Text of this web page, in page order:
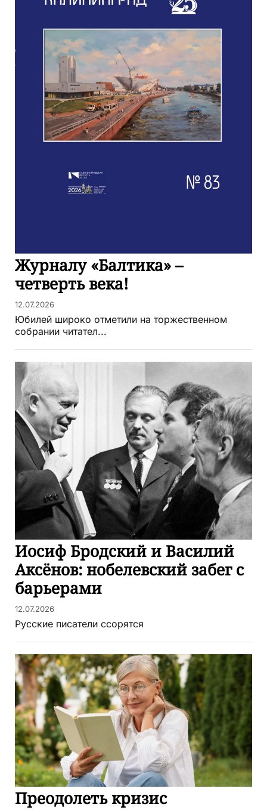
Журналу «Балтика» –
четверть века!
12.07.2026
Юбилей широко отметили на торжественном
собрании читател...
Иосиф Бродский и Василий
Аксёнов: нобелевский забег с
барьерами
12.07.2026
Русские писатели ссорятся
Преодолеть кризис